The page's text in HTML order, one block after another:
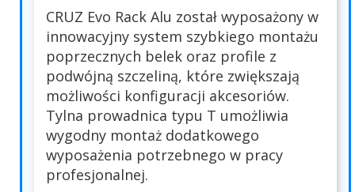
CRUZ Evo Rack Alu został wyposażony w
innowacyjny system szybkiego montażu
poprzecznych belek oraz profile z
podwójną szczeliną, które zwiększają
możliwości konfiguracji akcesoriów.
Tylna prowadnica typu T umożliwia
wygodny montaż dodatkowego
wyposażenia potrzebnego w pracy
profesjonalnej.